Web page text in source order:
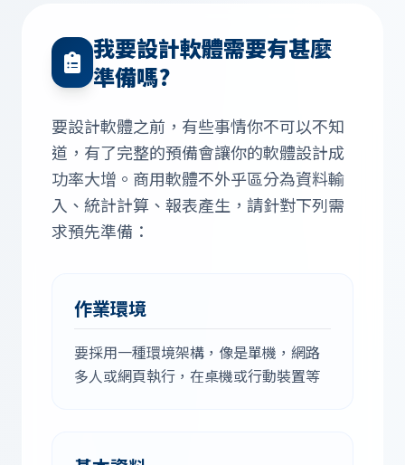
我要設計軟體需要有甚麼
準備嗎?
要設計軟體之前，有些事情你不可以不知
道，有了完整的預備會讓你的軟體設計成
功率大增。商用軟體不外乎區分為資料輸
入、統計計算、報表產生，請針對下列需
求預先準備：
作業環境
要採用一種環境架構，像是單機，網路
多人或網頁執行，在桌機或行動裝置等